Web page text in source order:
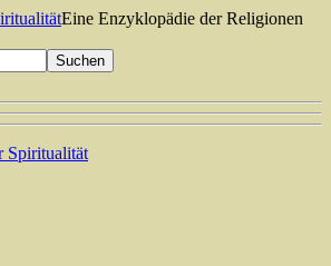
Eine Enzyklopädie der Religionen
Spiritualität